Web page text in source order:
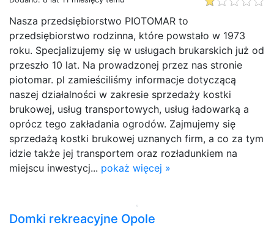
Nasza przedsiębiorstwo PIOTOMAR to
przedsiębiorstwo rodzinna, które powstało w 1973
roku. Specjalizujemy się w usługach brukarskich już od
przeszło 10 lat. Na prowadzonej przez nas stronie
piotomar. pl zamieściliśmy informacje dotyczącą
naszej działalności w zakresie sprzedaży kostki
brukowej, usług transportowych, usług ładowarką a
oprócz tego zakładania ogrodów. Zajmujemy się
sprzedażą kostki brukowej uznanych firm, a co za tym
idzie także jej transportem oraz rozładunkiem na
miejscu inwestycj... pokaż więcej »
Domki rekreacyjne Opole